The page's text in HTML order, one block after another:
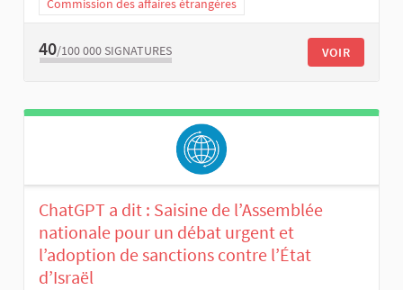
Commission des affaires étrangères
40/100 000 SIGNATURES VOIR
ChatGPT a dit : Saisine de l’Assemblée
nationale pour un débat urgent et
l’adoption de sanctions contre l’État
d’Israël